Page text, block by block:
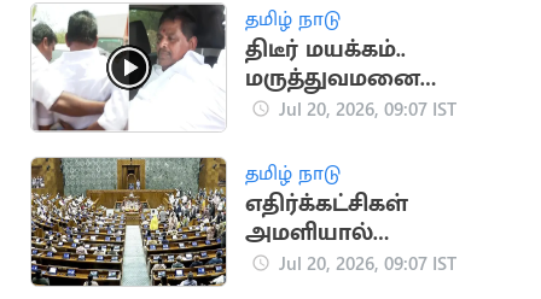
தமிழ் நாடு
திடீர் மயக்கம்..
மருத்துவமனை
விரையும் அனிதா
Jul 20, 2026, 09:07 IST
தமிழ் நாடு
எதிர்க்கட்சிகள்
அமளியால்
மாநிலங்களவை நாள்
Jul 20, 2026, 09:07 IST